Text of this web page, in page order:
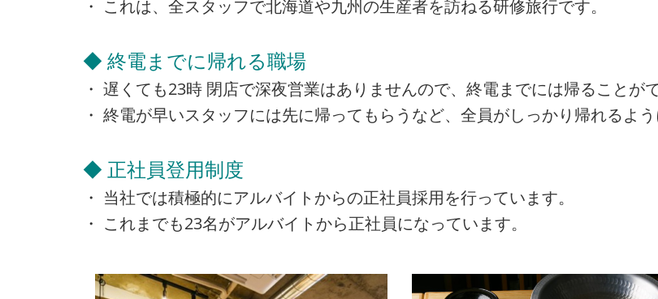
・ これは、全スタッフで北海道や九州の生産者を訪ねる研修旅行です。
◆ 終電までに帰れる職場
・ 遅くても23時 閉店で深夜営業はありませんので、終電までには帰ることがで
・ 終電が早いスタッフには先に帰ってもらうなど、全員がしっかり帰れるよう
◆ 正社員登用制度
・ 当社では積極的にアルバイトからの正社員採用を行っています。
・ これまでも23名がアルバイトから正社員になっています。